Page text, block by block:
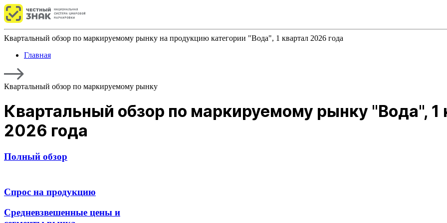
Квартальный обзор по маркируемому рынку на продукцию категории "Вода", 1 квартал 2026 года
Главная
Квартальный обзор по маркируемому рынку
Квартальный обзор по маркируемому рынку "Вода", 1
2026 года
Полный обзор
Спрос на продукцию
Средневзвешенные цены и